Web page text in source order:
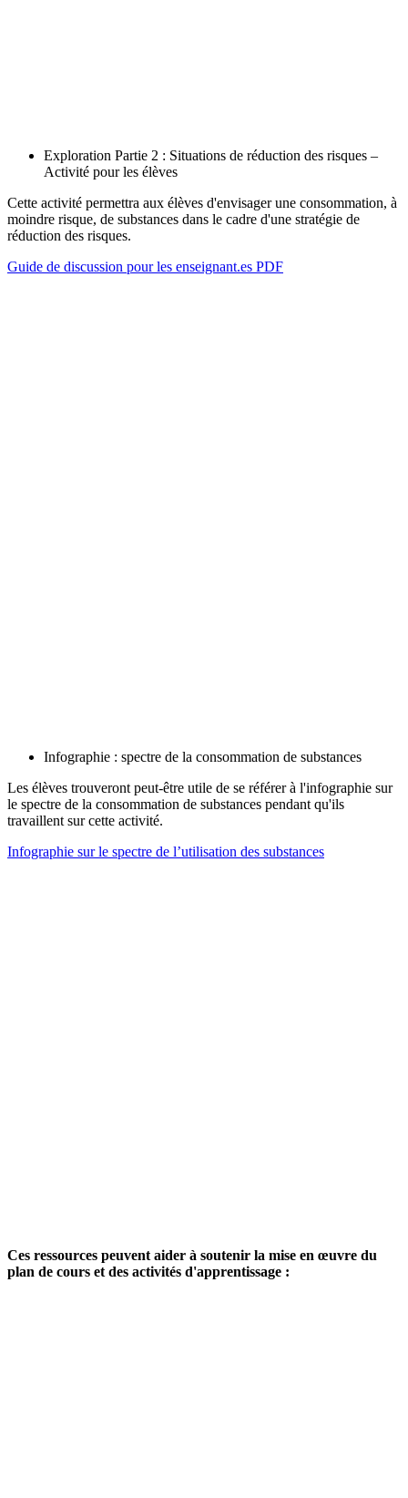
Exploration Partie 2 : Situations de réduction des risques –
Activité pour les élèves
Cette activité permettra aux élèves d'envisager une consommation, à
moindre risque, de substances dans le cadre d'une stratégie de
réduction des risques.
Guide de discussion pour les enseignant.es PDF
Infographie : spectre de la consommation de substances
Les élèves trouveront peut-être utile de se référer à l'infographie sur
le spectre de la consommation de substances pendant qu'ils
travaillent sur cette activité.
Infographie sur le spectre de l’utilisation des substances
Ces ressources peuvent aider à soutenir la mise en œuvre du
plan de cours et des activités d'apprentissage :